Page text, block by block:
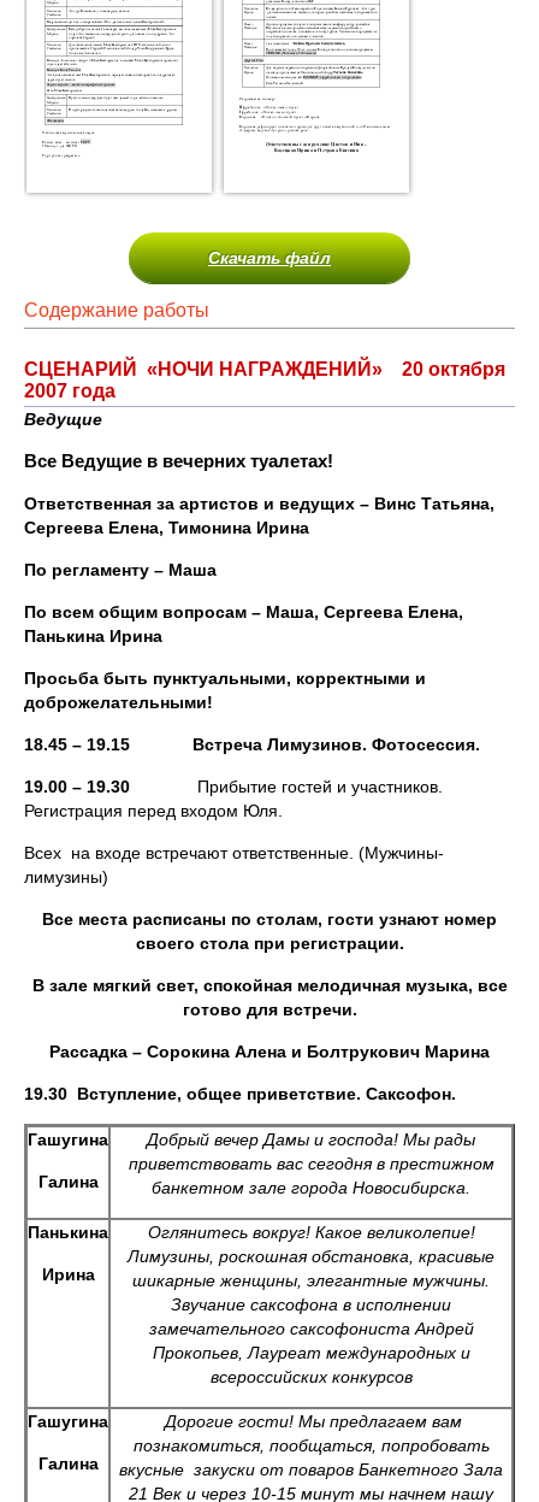
Скачать файл
Содержание работы
СЦЕНАРИЙ «НОЧИ НАГРАЖДЕНИЙ» 20 октября
2007 года
Ведущие
Все Ведущие в вечерних туалетах!
Ответственная за артистов и ведущих – Винс Татьяна,
Сергеева Елена, Тимонина Ирина
По регламенту – Маша
По всем общим вопросам – Маша, Сергеева Елена,
Панькина Ирина
Просьба быть пунктуальными, корректными и
доброжелательными!
18.45 – 19.15 Встреча Лимузинов. Фотосессия.
19.00 – 19.30
Прибытие гостей и участников.
Регистрация перед входом Юля.
Всех на входе встречают ответственные. (Мужчины-
лимузины)
Все места расписаны по столам, гости узнают номер
своего стола при регистрации.
В зале мягкий свет, спокойная мелодичная музыка, все
готово для встречи.
Рассадка – Сорокина Алена и Болтрукович Марина
19.30 Вступление, общее приветствие. Саксофон.
Гашугина
Галина
Добрый вечер Дамы и господа! Мы рады
приветствовать вас сегодня в престижном
банкетном зале города Новосибирска.
Панькина
Ирина
Оглянитесь вокруг! Какое великолепие!
Лимузины, роскошная обстановка, красивые
шикарные женщины, элегантные мужчины.
Звучание саксофона в исполнении
замечательного саксофониста Андрей
Прокопьев, Лауреат международных и
всероссийских конкурсов
Гашугина
Галина
Дорогие гости! Мы предлагаем вам
познакомиться, пообщаться, попробовать
вкусные закуски от поваров Банкетного Зала
21 Век и через 10-15 минут мы начнем нашу